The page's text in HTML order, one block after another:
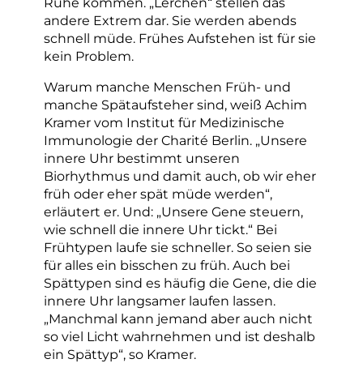
andere Extrem dar. Sie werden abends
schnell müde. Frühes Aufstehen ist für sie
kein Problem.
Warum manche Menschen Früh- und
manche Spätaufsteher sind, weiß Achim
Kramer vom Institut für Medizinische
Immunologie der Charité Berlin. „Unsere
innere Uhr bestimmt unseren
Biorhythmus und damit auch, ob wir eher
früh oder eher spät müde werden“,
erläutert er. Und: „Unsere Gene steuern,
wie schnell die innere Uhr tickt.“ Bei
Frühtypen laufe sie schneller. So seien sie
für alles ein bisschen zu früh. Auch bei
Spättypen sind es häufig die Gene, die die
innere Uhr langsamer laufen lassen.
„Manchmal kann jemand aber auch nicht
so viel Licht wahrnehmen und ist deshalb
ein Spättyp“, so Kramer.